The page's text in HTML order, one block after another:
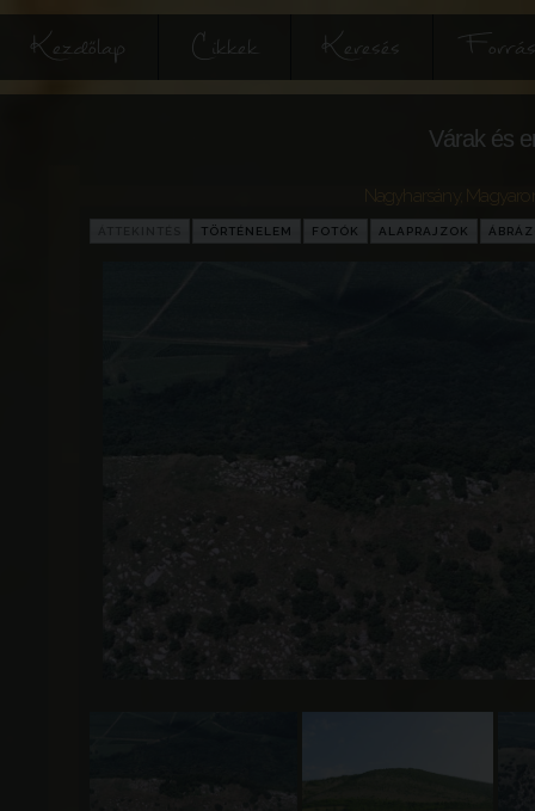
Kezdőlap Cikkek Keresés
Várak és
Nagyharsány
TÖRTÉNELEM FOTÓK ALAPRAJZOK